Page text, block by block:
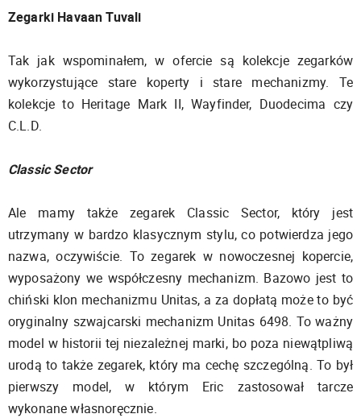
Zegarki Havaan Tuvali
Tak jak wspominałem, w ofercie są kolekcje zegarków
wykorzystujące stare koperty i stare mechanizmy. Te
kolekcje to Heritage Mark II, Wayfinder, Duodecima czy
C.L.D.
Classic Sector
Ale mamy także zegarek Classic Sector, który jest
utrzymany w bardzo klasycznym stylu, co potwierdza jego
nazwa, oczywiście. To zegarek w nowoczesnej kopercie,
wyposażony we współczesny mechanizm. Bazowo jest to
chiński klon mechanizmu Unitas, a za dopłatą może to być
oryginalny szwajcarski mechanizm Unitas 6498. To ważny
model w historii tej niezależnej marki, bo poza niewątpliwą
urodą to także zegarek, który ma cechę szczególną. To był
pierwszy model, w którym Eric zastosował tarcze
wykonane własnoręcznie.